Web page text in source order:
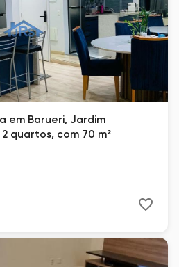
em Barueri, Jardim
quartos, com 70 m²